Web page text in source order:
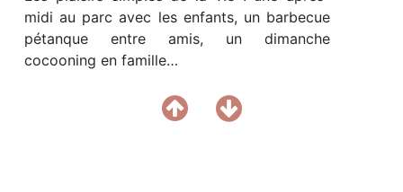
NOUS REJOINDRE
CONTACT
midi au parc avec les enfants, un barbecue
pétanque entre amis, un dimanche
cocooning en famille…